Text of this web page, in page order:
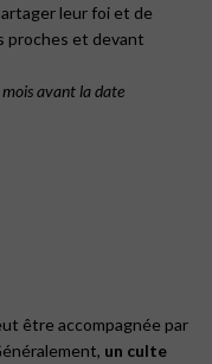
leur foi et de
proches et devant
avant la date
être accompagnée par
un culte